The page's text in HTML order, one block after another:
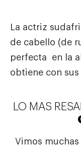
La actriz
de cabello (de
perfecta en la
obtiene con
LO MAS
Vimos